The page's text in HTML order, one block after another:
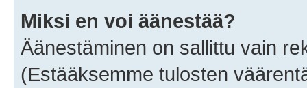
Miksi en voi äänestää?
Äänestäminen on sallittu vain
(Estääksemme tulosten